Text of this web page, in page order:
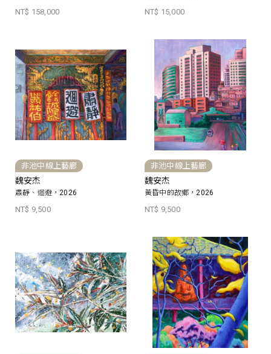
NT$ 158,000 NT$ 15,000
非池中線上藝廊
魏安杰
肅靜、迴避，2026
NT$ 9,500
非池中線上藝廊
魏安杰
黃昏中的故鄉，2026
NT$ 9,500